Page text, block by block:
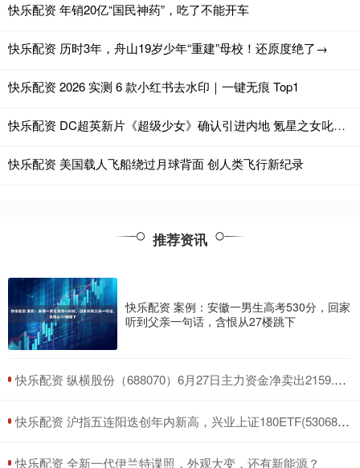
快乐配资 年销20亿“国民神药”，吃了不能开车
快乐配资 历时3年，舟山19岁少年“重建”母校！还原度绝了→
快乐配资 2026 实测 6 款小红书去水印｜一键无痕 Top1
快乐配资 DC超英新片《超级少女》确认引进内地 氪星之女叱咤宇宙燃爆星辰
快乐配资 美国载人飞船绕过月球背面 创人类飞行新纪录
推荐资讯
快乐配资 案例：安徽一男生高考530分，回家
听到父亲一句话，含恨从27楼跳下
​快乐配资 纵横股份（688070）6月27日主力资金净卖出2159.43万元
​快乐配资 沪指五连阳迭创年内新高，兴业上证180ETF(530680)涨0.28%
​快乐配资 全新一代伊兰特谍照，外观大变，还有新能源？